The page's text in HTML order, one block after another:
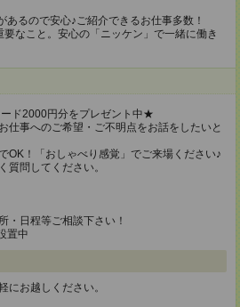
るので安心♪ご紹介できるお仕事多数！
なこと。安心の「ニッケン」で一緒に働き
ド2000円分をプレゼント中★
仕事へのご希望・ご不明点をお話をしたいと
OK！「おしゃべり感覚」でご来場ください♪
質問してください。
・日程等ご相談下さい！
置中
にお越しください。